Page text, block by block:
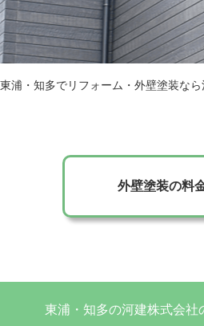
東浦・知多でリフォーム・外壁塗装な
外壁塗装の料
東浦・知多の河建株式会社